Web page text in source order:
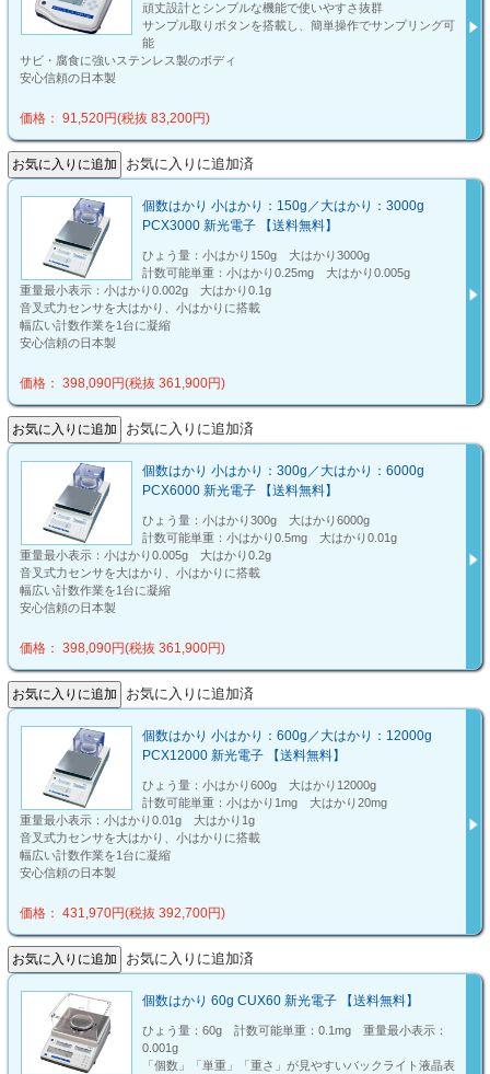
頑丈設計とシンプルな機能で使いやすさ抜群
サンプル取りボタンを搭載し、簡単操作でサンプリング可
能
サビ・腐食に強いステンレス製のボディ
安心信頼の日本製
価格： 91,520円(税抜 83,200円)
お気に入りに追加済
個数はかり 小はかり：150g／大はかり：3000g
PCX3000 新光電子 【送料無料】
ひょう量：小はかり150g 大はかり3000g
計数可能単重：小はかり0.25mg 大はかり0.005g
重量最小表示：小はかり0.002g 大はかり0.1g
音叉式力センサを大はかり、小はかりに搭載
幅広い計数作業を1台に凝縮
安心信頼の日本製
価格： 398,090円(税抜 361,900円)
お気に入りに追加済
個数はかり 小はかり：300g／大はかり：6000g
PCX6000 新光電子 【送料無料】
ひょう量：小はかり300g 大はかり6000g
計数可能単重：小はかり0.5mg 大はかり0.01g
重量最小表示：小はかり0.005g 大はかり0.2g
音叉式力センサを大はかり、小はかりに搭載
幅広い計数作業を1台に凝縮
安心信頼の日本製
価格： 398,090円(税抜 361,900円)
お気に入りに追加済
個数はかり 小はかり：600g／大はかり：12000g
PCX12000 新光電子 【送料無料】
ひょう量：小はかり600g 大はかり12000g
計数可能単重：小はかり1mg 大はかり20mg
重量最小表示：小はかり0.01g 大はかり1g
音叉式力センサを大はかり、小はかりに搭載
幅広い計数作業を1台に凝縮
安心信頼の日本製
価格： 431,970円(税抜 392,700円)
お気に入りに追加済
個数はかり 60g CUX60 新光電子 【送料無料】
ひょう量：60g 計数可能単重：0.1mg 重量最小表示：
0.001g
「個数」「単重」「重さ」が見やすいバックライト液晶表